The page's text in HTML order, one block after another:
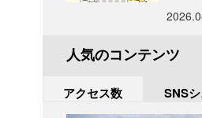
人気のコンテンツ
アクセス数 SNS